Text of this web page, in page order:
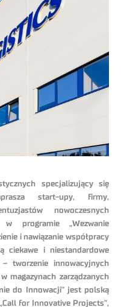
specjalizujący się
start-upy, firmy,
nowoczesnych
programie „Wezwanie
i nawiązanie współpracy
i niestandardowe
tworzenie innowacyjnych
magazynach zarządzanych
do Innowacji” jest polską
for Innovative Projects”,